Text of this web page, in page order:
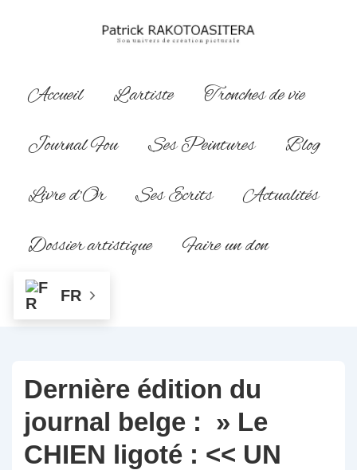
principal
Navigation
Accueil L’artiste
Tronches de vie
Journal Fou
Ses Peintures
Blog
Livre d’Or
Ses Ecrits
Actualités
Dossier artistique
Faire un don
FR
Dernière édition du
journal belge : » Le
CHIEN ligoté : << UN